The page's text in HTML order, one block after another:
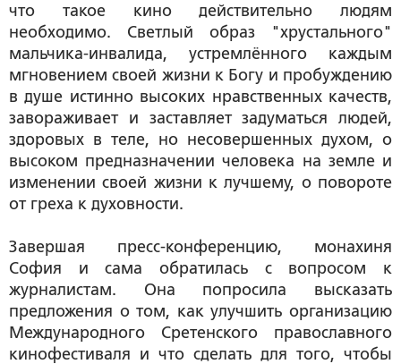
что такое кино действительно людям
необходимо. Светлый образ "хрустального"
мальчика-инвалида, устремлённого каждым
мгновением своей жизни к Богу и пробуждению
в душе истинно высоких нравственных качеств,
завораживает и заставляет задуматься людей,
здоровых в теле, но несовершенных духом, о
высоком предназначении человека на земле и
изменении своей жизни к лучшему, о повороте
от греха к духовности.
Завершая пресс-конференцию, монахиня
София и сама обратилась с вопросом к
журналистам. Она попросила высказать
предложения о том, как улучшить организацию
Международного Сретенского православного
кинофестиваля и что сделать для того, чтобы